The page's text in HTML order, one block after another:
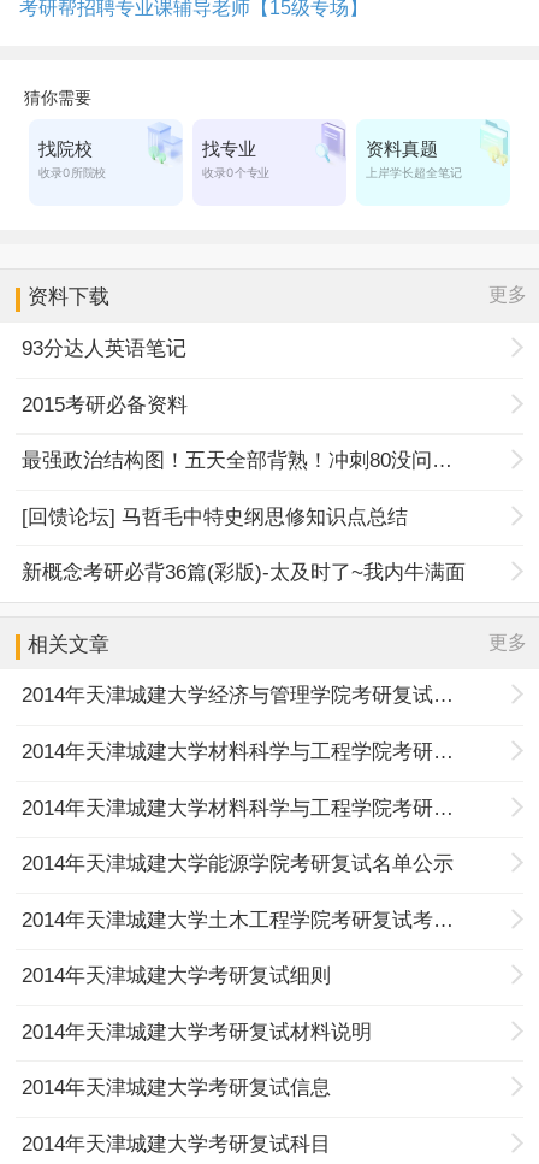
考研帮招聘专业课辅导老师【15级专场】
资料下载 更多
93分达人英语笔记
2015考研必备资料
最强政治结构图！五天全部背熟！冲刺80没问题！
[回馈论坛] 马哲毛中特史纲思修知识点总结
新概念考研必背36篇(彩版)-太及时了~我内牛满面
相关文章 更多
2014年天津城建大学经济与管理学院考研复试名单
2014年天津城建大学材料科学与工程学院考研复试细则
2014年天津城建大学材料科学与工程学院考研复试名单
2014年天津城建大学能源学院考研复试名单公示
2014年天津城建大学土木工程学院考研复试考生名单
2014年天津城建大学考研复试细则
2014年天津城建大学考研复试材料说明
2014年天津城建大学考研复试信息
2014年天津城建大学考研复试科目